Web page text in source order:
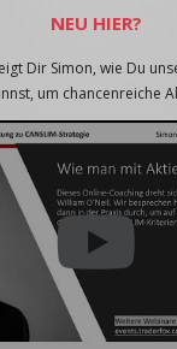
NEU HIER?
Dir Simon, wie Du
um chancenreiche